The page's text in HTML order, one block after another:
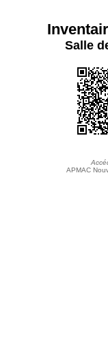
Salle
APMAC